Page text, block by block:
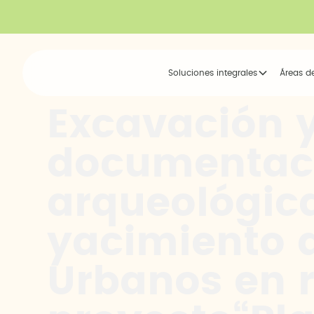
Soluciones integrales Áreas